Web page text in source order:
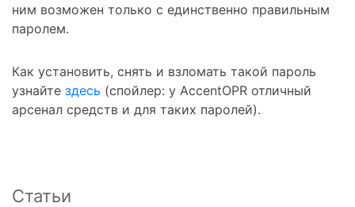
ним возможен только с единственно правильным
паролем.
Как установить, снять и взломать такой пароль
узнайте здесь (спойлер: у AccentOPR отличный
арсенал средств и для таких паролей).
Статьи